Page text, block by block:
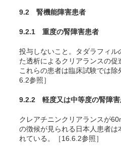
9.2 腎機能障害患者
9.2.1 重度の腎障害患者
投与しないこと。タダラフィル
た透析によるクリアランスの促
これらの患者は臨床試験では除
6.2参照］
9.2.2 軽度又は中等度の腎障害
クレアチニンクリアランスが
の徴候が見られる日本人患者は
れている。［16.6.2参照］